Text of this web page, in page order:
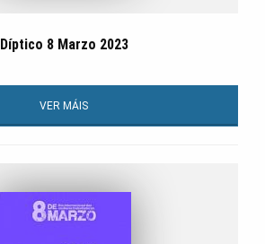
Díptico 8 Marzo 2023
VER MÁIS